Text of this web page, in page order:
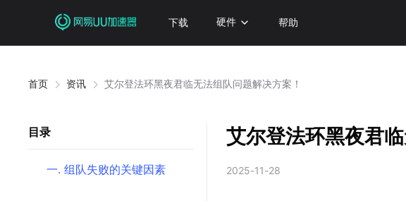
下载 硬件 帮助
首页 资讯 艾尔登法环黑夜君临无法组队问题解决方案！
目录
一. 组队失败的关键因素
艾尔登法环黑夜君
2025-11-28